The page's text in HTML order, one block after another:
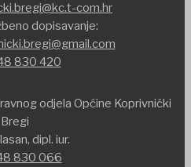
com.hr
dopisavanje:
830 420
odjela Općine Koprivnički
Bregi
dipl. iur.
830 066